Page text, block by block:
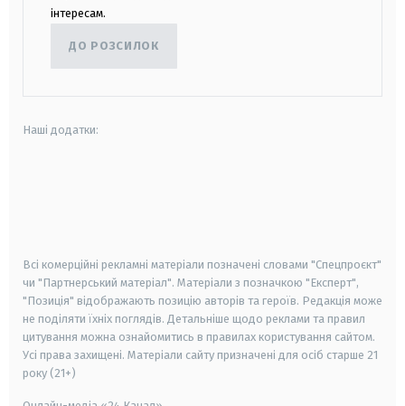
інтересам.
ДО РОЗСИЛОК
Наші додатки:
Всі комерційні рекламні матеріали позначені словами "Спецпроєкт"
чи "Партнерський матеріал". Матеріали з позначкою "Експерт",
"Позиція" відображають позицію авторів та героїв. Редакція може
не поділяти їхніх поглядів. Детальніше щодо реклами та правил
цитування можна ознайомитись в правилах користування сайтом.
Усі права захищені. Матеріали сайту призначені для осіб старше 21
року (21+)